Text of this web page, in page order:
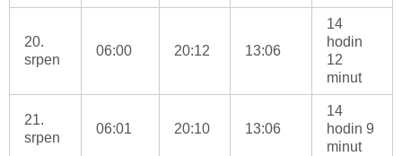
20.
srpen
06:00 20:12 13:06
14
hodin
12
minut
21.
srpen
06:01 20:10 13:06
14
hodin 9
minut